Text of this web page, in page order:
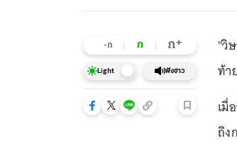
-ก ก ก+
Light ฟังข่าว
"วิ
ท้า
เมื่
ถึง